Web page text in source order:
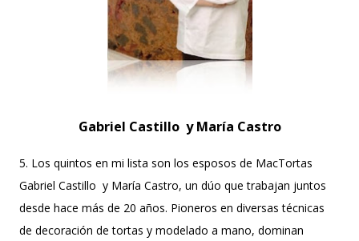
Gabriel Castillo y María Castro
5. Los quintos en mi lista son los esposos de MacTortas
Gabriel Castillo y María Castro, un dúo que trabajan juntos
desde hace más de 20 años. Pioneros en diversas técnicas
de decoración de tortas y modelado a mano, dominan